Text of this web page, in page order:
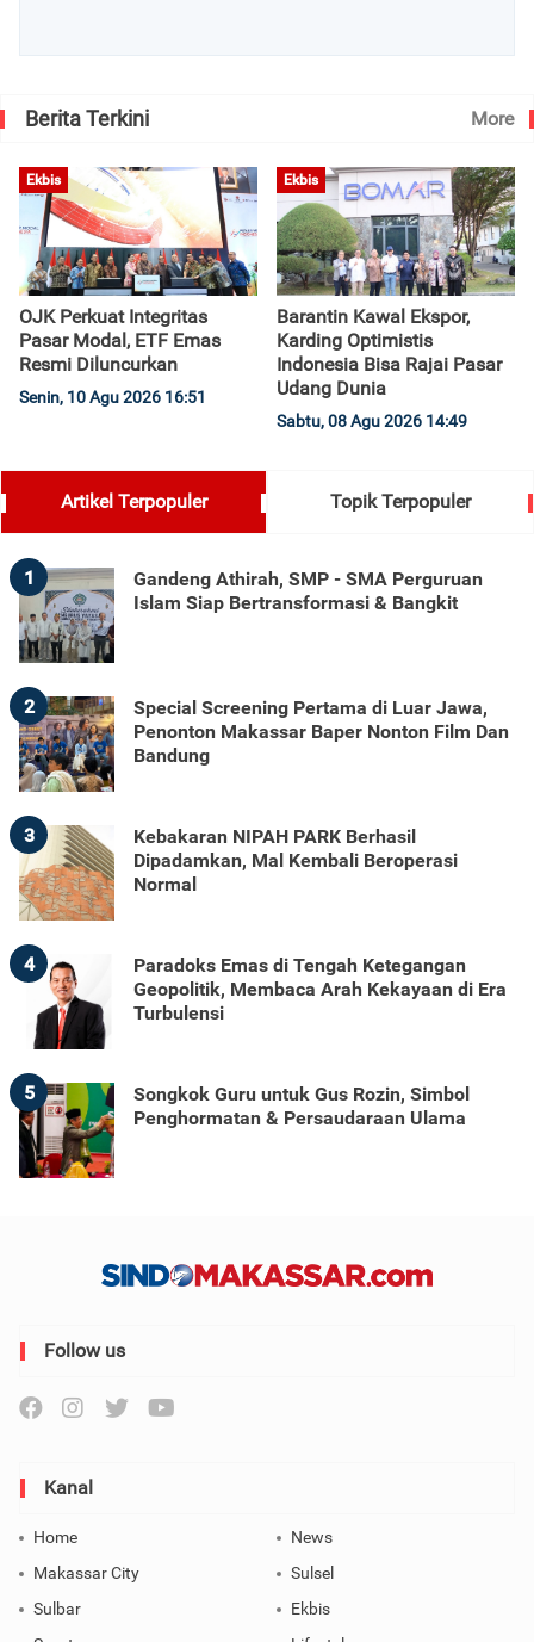
Berita Terkini More
Ekbis
OJK Perkuat Integritas
Pasar Modal, ETF Emas
Resmi Diluncurkan
Senin, 10 Agu 2026 16:51
Ekbis
Barantin Kawal Ekspor,
Karding Optimistis
Indonesia Bisa Rajai Pasar
Udang Dunia
Sabtu, 08 Agu 2026 14:49
Artikel Terpopuler Topik Terpopuler
1
Gandeng Athirah, SMP - SMA Perguruan
Islam Siap Bertransformasi & Bangkit
2
Special Screening Pertama di Luar Jawa,
Penonton Makassar Baper Nonton Film Dan
Bandung
3
Kebakaran NIPAH PARK Berhasil
Dipadamkan, Mal Kembali Beroperasi
Normal
4
Paradoks Emas di Tengah Ketegangan
Geopolitik, Membaca Arah Kekayaan di Era
Turbulensi
5
Songkok Guru untuk Gus Rozin, Simbol
Penghormatan & Persaudaraan Ulama
Follow us
Kanal
Home
News
Makassar City
Sulsel
Sulbar
Ekbis